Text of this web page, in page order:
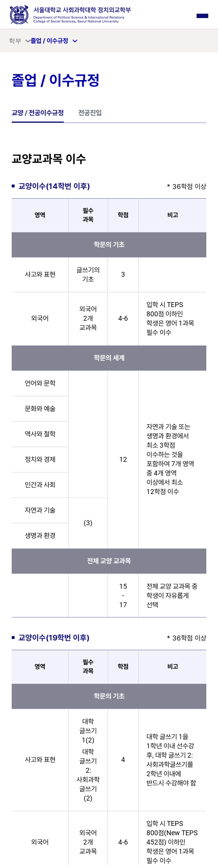
학부 졸업 / 이수규정
졸업 / 이수규정
교양 / 전공이수규정 전공진입
교양교과목 이수
교양이수(14학번 이후) * 36학점 이상
영역
필수
과목
학점 비고
학문의 기초
사고와 표현
글쓰기의
기초
3
외국어
외국어
2개
교과목
4-6
입학 시 TEPS
800점 이하인
학생은 영어 1과목
필수 이수
학문의 세계
언어와 문학
12
자연과 기술 또는
생명과 환경에서
최소 3학점​
이수하는 것을
포함하여 7개 영역
중 4개 영역​
이상에서 최소
12학점 이수
문화와 예술
역사와 철학
정치와 경제
인간과 사회
자연과 기술
(3)
생명과 환경
전체 교양 교과목
15
-
17
전체 교양 교과목 중
학생이 자유롭게
선택
교양이수(19학번 이후) * 36학점 이상
영역
필수
과목
학점 비고
학문의 기초
사고와 표현
대학
글쓰기
1(2)
대학
글쓰기
2:
사회과학
글쓰기
(2)
4
대학 글쓰기 1을
1학년 이내 선수강
후, 대학 글쓰기 2:
사회과학글쓰기를
2학년 이내에
반드시 수강해야 함
외국어
외국어
2개
교과목
4-6
입학 시 TEPS
800점(New TEPS
452점) 이하인
학생은​ 영어 1과목
필수 이수